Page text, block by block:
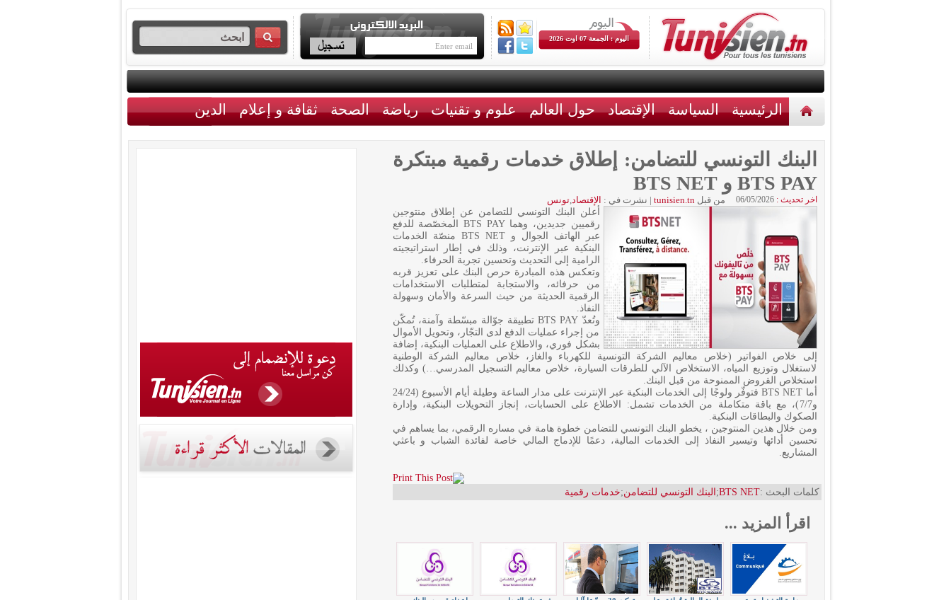
اليوم : الجمعة 07 اوت 2026
الرئيسية السياسة الإقتصاد حول العالم علوم و تقنيات رياضة الصحة ثقافة و إعلام الدين
البنك التونسي للتضامن: إطلاق خدمات رقمية مبتكرة
BTS PAY و BTS NET
اخر تحديث : 06/05/2026 من قبلtunisien.tn
| نشرت في : الإقتصاد,تونس
أعلن البنك التونسي للتضامن عن إطلاق منتوجين
رقميين جديدين، وهما BTS PAY المخصّصة للدفع
عبر الهاتف الجوال و BTS NET منصّة الخدمات
البنكية عبر الإنترنت، وذلك في إطار استراتيجيته
الرامية إلى التحديث وتحسين تجربة الحرفاء.
وتعكس هذه المبادرة حرص البنك على تعزيز قربه
من حرفائه، والاستجابة لمتطلبات الاستخدامات
الرقمية الحديثة من حيث السرعة والأمان وسهولة
النفاذ.
وتُعدّ BTS PAY تطبيقة جوّالة مبسّطة وآمنة، تُمكّن
من إجراء عمليات الدفع لدى التجّار، وتحويل الأموال
بشكل فوري، والاطلاع على العمليات البنكية، إضافة
إلى خلاص الفواتير (خلاص معاليم الشركة التونسية للكهرباء والغاز، خلاص معاليم الشركة الوطنية
لاستغلال وتوزيع المياه، الاستخلاص الآلي للطرقات السيارة، خلاص معاليم التسجيل المدرسي…) وكذلك
استخلاص القروض الممنوحة من قبل البنك.
أما BTS NET فتوفّر ولوجًا إلى الخدمات البنكية عبر الإنترنت على مدار الساعة وطيلة أيام الأسبوع (24/24
و7/7)، مع باقة متكاملة من الخدمات تشمل: الاطلاع على الحسابات، إنجاز التحويلات البنكية، وإدارة
الصكوك والبطاقات البنكية.
ومن خلال هذين المنتوجين ، يخطو البنك التونسي للتضامن خطوة هامة في مساره الرقمي، بما يساهم في
تحسين أدائها وتيسير النفاذ إلى الخدمات المالية، دعمًا للإدماج المالي خاصة لفائدة الشباب و باعثي
المشاريع.
كلمات البحث :BTS NET
; البنك التونسي للتضامن;خدمات رقمية
اقرأ المزيد ...